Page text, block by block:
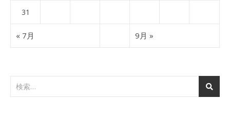
31
« 7月 9月 »